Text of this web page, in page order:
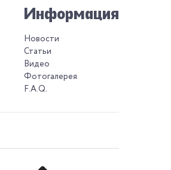
Информация
Новости
Статьи
Видео
Фотогалерея
F.A.Q.